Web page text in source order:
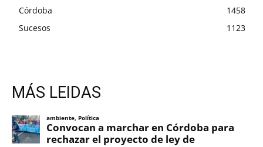
Córdoba
1458
Sucesos
1123
MÁS LEIDAS